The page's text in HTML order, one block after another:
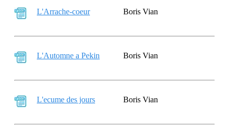
L'Arrache-coeur Boris Vian
L'Automne a Pekin Boris Vian
L'ecume des jours Boris Vian